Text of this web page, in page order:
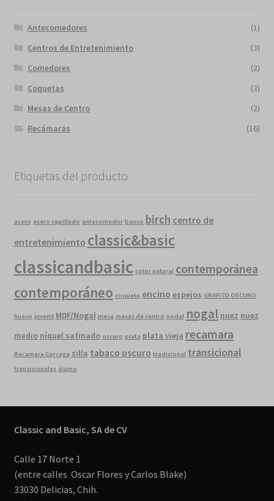
Antecomedores
(1)
Centros de Entretenimiento
(3)
Comedores
(2)
Coquetas
(3)
Mesas de Centro
(2)
Recámaras
(16)
Etiquetas del producto
acero acero cepillado antecomedor banco birch centro de
entretenimiento classic&basic
classicandbasic color natural contemporánea
contemporáneo coqueta encino espejos GRAFITO OSCURO
hueso juvenil MDF/Nogal mesa mesas de centro nodal nogal nuez nuez
medio níquel satinado oscuro plata plata vieja recamara
Recamara Corcega silla tabaco oscuro tradicional transicional
transicionales álamo
Classic and Basic, SA de CV
Calle 17 Norte 1
(entre calles Oscar Flores y Carlos Blake)
33030 Delicias, Chih.